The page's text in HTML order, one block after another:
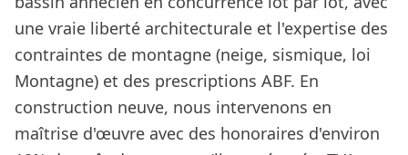
une vraie liberté architecturale et l'expertise des
contraintes de montagne (neige, sismique, loi
Montagne) et des prescriptions ABF. En
construction neuve, nous intervenons en
maîtrise d'œuvre avec des honoraires d'environ